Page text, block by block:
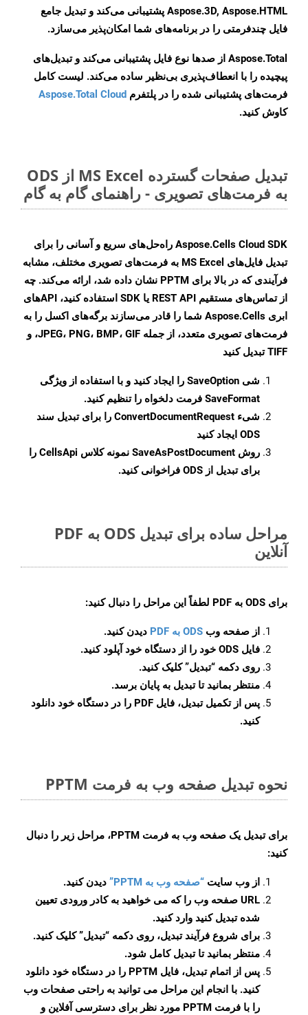
Aspose.3D, Aspose.HTML پشتیبانی می‌کند و تبدیل جامع
فایل چندفرمتی را در برنامه‌های شما امکان‌پذیر می‌سازد.
Aspose.Total از صدها نوع فایل پشتیبانی می‌کند و تبدیل‌های
پیچیده را با انعطاف‌پذیری بی‌نظیر ساده می‌کند. لیست کامل
فرمت‌های پشتیبانی شده را در پلتفرم Aspose.Total Cloud
کاوش کنید.
تبدیل صفحات گسترده MS Excel از ODS
به فرمت‌های تصویری - راهنمای گام به گام
Aspose.Cells Cloud SDK راه‌حل‌های سریع و آسانی را برای
تبدیل فایل‌های MS Excel به فرمت‌های تصویری مختلف، مشابه
فرآیندی که در بالا برای PPTM نشان داده شد، ارائه می‌کند. چه
از تماس‌های مستقیم REST API یا SDK استفاده کنید، APIهای
ابری Aspose.Cells شما را قادر می‌سازند برگه‌های اکسل را به
فرمت‌های تصویری متعدد، از جمله JPEG، PNG، BMP، GIF، و
TIFF تبدیل کنید
شی SaveOption را ایجاد کنید و با استفاده از ویژگی
SaveFormat فرمت دلخواه را تنظیم کنید.
شیء ConvertDocumentRequest را برای تبدیل سند
ODS ایجاد کنید
روش SaveAsPostDocument
نمونه کلاس CellsApi را
برای تبدیل از ODS فراخوانی کنید.
مراحل ساده برای تبدیل ODS به PDF
آنلاین
برای ODS به PDF لطفاً این مراحل را دنبال کنید:
از صفحه وب ODS به PDF
دیدن کنید.
فایل ODS خود را از دستگاه خود آپلود کنید.
روی دکمه “تبدیل”کلیک کنید.
منتظر بمانید تا تبدیل به پایان برسد.
پس از تکمیل تبدیل، فایل PDF را در دستگاه خود دانلود
کنید.
نحوه تبدیل صفحه وب به فرمت PPTM
برای تبدیل یک صفحه وب به فرمت PPTM، مراحل زیر را دنبال
کنید:
از وب سایت “صفحه وب به PPTM”
دیدن کنید.
URL صفحه وب را که می خواهید به کادر ورودی تعیین
شده تبدیل کنید وارد کنید.
برای شروع فرآیند تبدیل، روی دکمه “تبدیل” کلیک کنید.
منتظر بمانید تا تبدیل کامل شود.
پس از اتمام تبدیل، فایل PPTM را در دستگاه خود دانلود
کنید. با انجام این مراحل می توانید به راحتی صفحات وب
را با فرمت PPTM مورد نظر برای دسترسی آفلاین و